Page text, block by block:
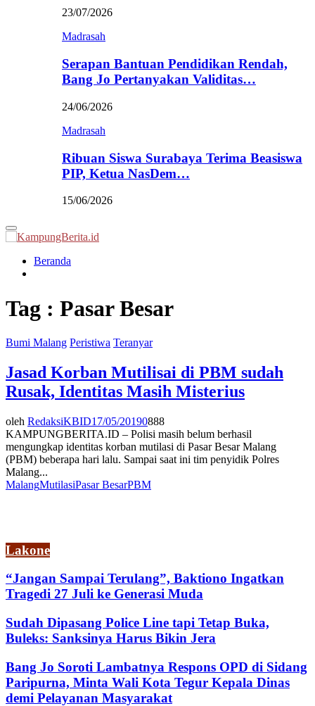
23/07/2026
Madrasah
Serapan Bantuan Pendidikan Rendah,
Bang Jo Pertanyakan Validitas…
24/06/2026
Madrasah
Ribuan Siswa Surabaya Terima Beasiswa
PIP, Ketua NasDem…
15/06/2026
Primary
Menu
Beranda
Tag : Pasar Besar
Bumi Malang Peristiwa Teranyar
Jasad Korban Mutilisai di PBM sudah
Rusak, Identitas Masih Misterius
oleh RedaksiKBID17/05/20190888
KAMPUNGBERITA.ID – Polisi masih belum berhasil
mengungkap identitas korban mutilasi di Pasar Besar Malang
(PBM) beberapa hari lalu. Sampai saat ini tim penyidik Polres
Malang...
MalangMutilasiPasar BesarPBM
Lakone
“Jangan Sampai Terulang”, Baktiono Ingatkan
Tragedi 27 Juli ke Generasi Muda
Sudah Dipasang Police Line tapi Tetap Buka,
Buleks: Sanksinya Harus Bikin Jera
Bang Jo Soroti Lambatnya Respons OPD di Sidang
Paripurna, Minta Wali Kota Tegur Kepala Dinas
demi Pelayanan Masyarakat